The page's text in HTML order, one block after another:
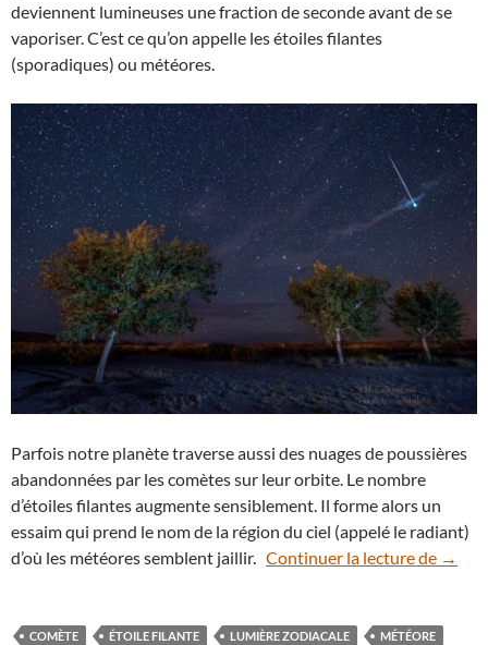
deviennent lumineuses une fraction de seconde avant de se
vaporiser. C’est ce qu’on appelle les étoiles filantes
(sporadiques) ou météores.
Parfois notre planète traverse aussi des nuages de poussières
abandonnées par les comètes sur leur orbite. Le nombre
d’étoiles filantes augmente sensiblement. Il forme alors un
essaim qui prend le nom de la région du ciel (appelé le radiant)
d’où les météores semblent jaillir. Continuer la lecture de Août,
→
COMÈTE ÉTOILE FILANTE LUMIÈRE ZODIACALE
MÉTÉORE